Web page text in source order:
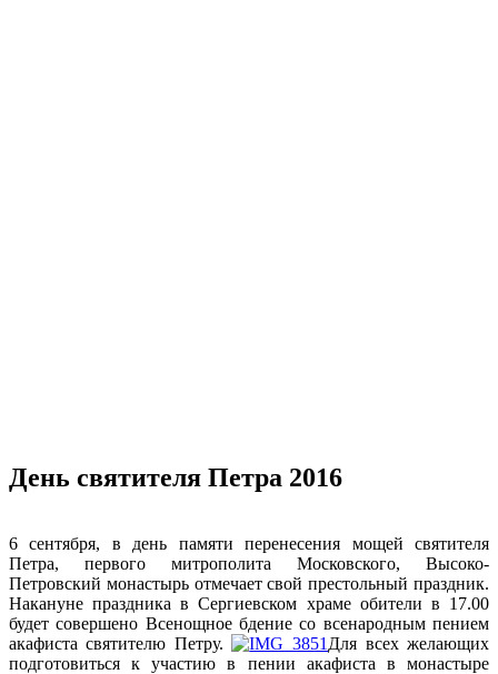
День святителя Петра 2016
6 сентября, в день памяти перенесения мощей святителя
Петра, первого митрополита Московского, Высоко-
Петровский монастырь отмечает свой престольный праздник.
Накануне праздника в Сергиевском храме обители в 17.00
будет совершено Всенощное бдение со всенародным пением
акафиста святителю Петру.
Для всех желающих
подготовиться к участию в пении акафиста в монастыре